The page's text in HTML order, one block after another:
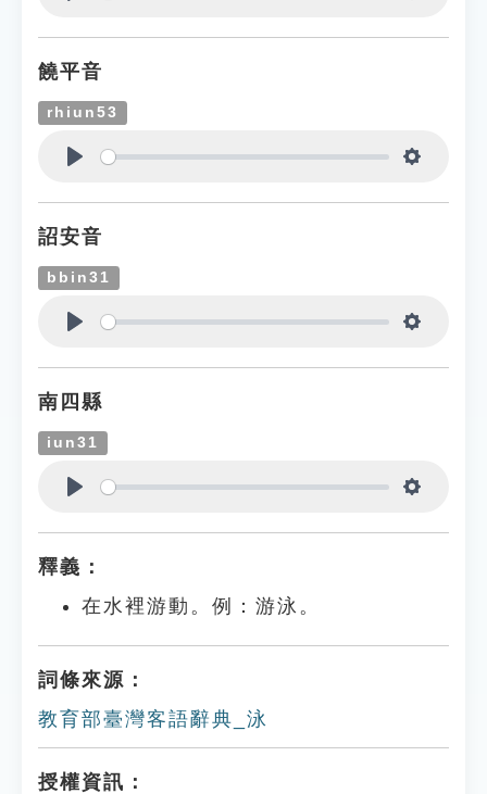
饒平音
rhiun53
詔安音
bbin31
南四縣
iun31
釋義：
在水裡游動。例：游泳。
詞條來源：
教育部臺灣客語辭典_泳
授權資訊：